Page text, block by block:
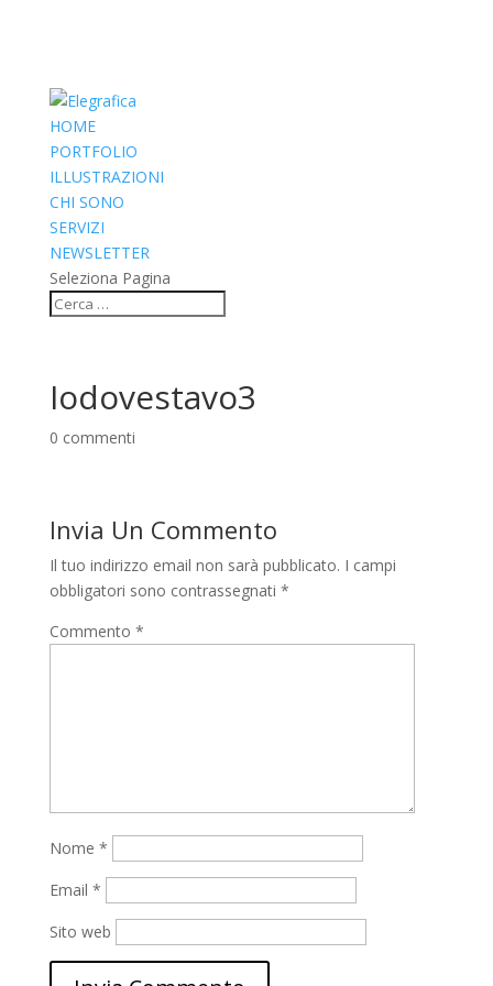
HOME
PORTFOLIO
ILLUSTRAZIONI
CHI SONO
SERVIZI
NEWSLETTER
Seleziona Pagina
Iodovestavo3
0 commenti
Invia Un Commento
Il tuo indirizzo email non sarà pubblicato. I campi
obbligatori sono contrassegnati *
Commento *
Nome *
Email *
Sito web